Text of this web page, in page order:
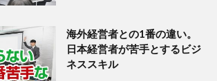
海外経営者との1番の違い。
日本経営者が苦手とするビジ
ネススキル